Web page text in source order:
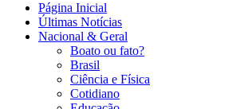
Página Inicial
Últimas Notícias
Nacional & Geral
Boato ou fato?
Brasil
Ciência e Física
Cotidiano